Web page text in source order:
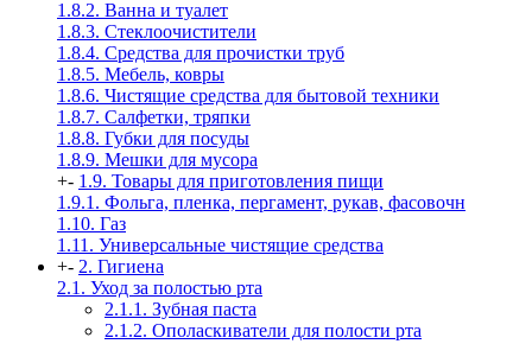
1.8.2. Ванна и туалет
1.8.3. Стеклоочистители
1.8.4. Средства для прочистки труб
1.8.5. Мебель, ковры
1.8.6. Чистящие средства для бытовой техники
1.8.7. Салфетки, тряпки
1.8.8. Губки для посуды
1.8.9. Мешки для мусора
+- 1.9. Товары для приготовления пищи
1.9.1. Фольга, пленка, пергамент, рукав, фасовочн
1.10. Газ
1.11. Универсальные чистящие средства
+- 2. Гигиена
2.1. Уход за полостью рта
2.1.1. Зубная паста
2.1.2. Ополаскиватели для полости рта